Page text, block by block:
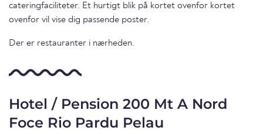
cateringfaciliteter. Et hurtigt blik på kortet ovenfor kortet
ovenfor vil vise dig passende poster.
Der er restauranter i nærheden.
Hotel / Pension 200 Mt A Nord
Foce Rio Pardu Pelau